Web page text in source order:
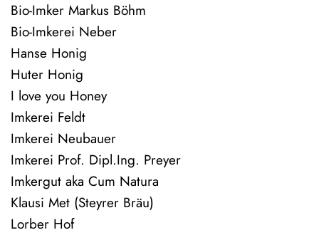
Bio-Imker Markus Böhm
Bio-Imkerei Neber
Hanse Honig
Huter Honig
I love you Honey
Imkerei Feldt
Imkerei Neubauer
Imkerei Prof. Dipl.Ing. Preyer
Imkergut aka Cum Natura
Klausi Met (Steyrer Bräu)
Lorber Hof